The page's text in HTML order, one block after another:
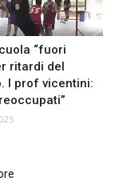
“fuori
ritardi del
I prof vicentini: